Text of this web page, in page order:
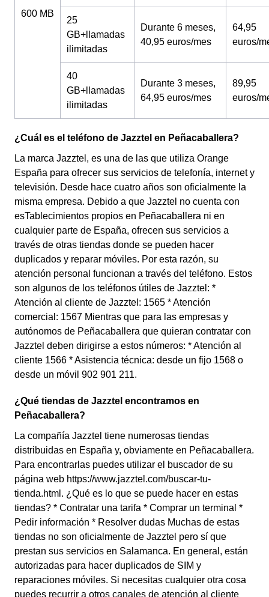
600 MB
25
GB+llamadas
ilimitadas
Durante 6 meses,
40,95 euros/mes
64,95
euros/
40
GB+llamadas
ilimitadas
Durante 3 meses,
64,95 euros/mes
89,95
euros/
¿Cuál es el teléfono de Jazztel en Peñacaballera?
La marca Jazztel, es una de las que utiliza Orange
España para ofrecer sus servicios de telefonía, internet y
televisión. Desde hace cuatro años son oficialmente la
misma empresa. Debido a que Jazztel no cuenta con
esTablecimientos propios en Peñacaballera ni en
cualquier parte de España, ofrecen sus servicios a
través de otras tiendas donde se pueden hacer
duplicados y reparar móviles. Por esta razón, su
atención personal funcionan a través del teléfono. Estos
son algunos de los teléfonos útiles de Jazztel: *
Atención al cliente de Jazztel: 1565 * Atención
comercial: 1567 Mientras que para las empresas y
autónomos de Peñacaballera que quieran contratar con
Jazztel deben dirigirse a estos números: * Atención al
cliente 1566 * Asistencia técnica: desde un fijo 1568 o
desde un móvil 902 901 211.
¿Qué tiendas de Jazztel encontramos en
Peñacaballera?
La compañía Jazztel tiene numerosas tiendas
distribuidas en España y, obviamente en Peñacaballera.
Para encontrarlas puedes utilizar el buscador de su
página web https://www.jazztel.com/buscar-tu-
tienda.html. ¿Qué es lo que se puede hacer en estas
tiendas? * Contratar una tarifa * Comprar un terminal *
Pedir información * Resolver dudas Muchas de estas
tiendas no son oficialmente de Jazztel pero sí que
prestan sus servicios en Salamanca. En general, están
autorizadas para hacer duplicados de SIM y
reparaciones móviles. Si necesitas cualquier otra cosa
puedes recurrir a otros canales de atención al cliente